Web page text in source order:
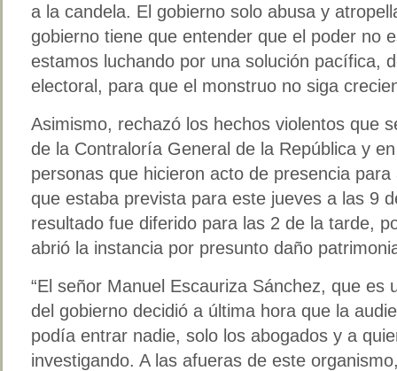
a la candela. El gobierno solo abusa y
gobierno tiene que entender que el poder no
estamos luchando por una solución pacífica,
electoral, para que el monstruo no siga
Asimismo, rechazó los hechos violentos que
de la Contraloría General de la República y
personas que hicieron acto de presencia
que estaba prevista para este jueves a las 9
resultado fue diferido para las 2 de la tarde,
abrió la instancia por presunto daño
“El señor Manuel Escauriza Sánchez, que es
del gobierno decidió a última hora que la
podía entrar nadie, solo los abogados y a
investigando. A las afueras de este